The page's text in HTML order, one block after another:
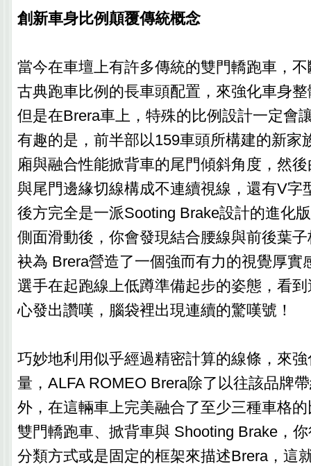
創新車身比例顛覆傳統概念
當今在車壇上有許多傳統的雙門轎跑車，
古典跑車比例的長車頭配置，來強化車身
但是在Brera車上，特殊的比例設計一定會
有趣的是，前半部以159車頭所構建的新家
廂與融合性能掀背車的尾門傾斜角度，然
與尾門邊緣切線構成不連續視線，還有V字
後方完全是一派Sooting Brake設計的進化
側面滑動後，你會發現結合腰線與前後葉
袂為 Brera營造了一個強而有力的視覺厚實
選手在起跑線上低蹲準備起步的姿態，看
心發出讚嘆，腦袋裡出現連續的驚嘆號！
巧妙地利用似乎經過精密計算的線條，來
量，ALFA ROMEO Brera除了以往該品牌
外，在這輛車上完美融合了至少三種車格
雙門轎跑車、掀背車與 Shooting Brake，
分類方式或是固定的框架來描述Brera，這